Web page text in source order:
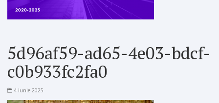
5d96af59-ad65-4e03-bdcf-
c0b933fc2fa0
4 iunie 2025